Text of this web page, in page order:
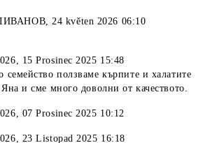
,24 květen 2026 06:10
, 15 Prosinec 2025 15:48
семейство ползваме кърпите и халатите
и сме много доволни от качеството.
, 07 Prosinec 2025 10:12
, 23 Listopad 2025 16:18